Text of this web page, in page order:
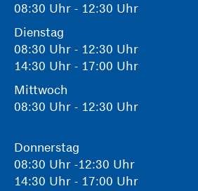
08:30 Uhr - 12:30 Uhr
Dienstag
08:30 Uhr - 12:30 Uhr
14:30 Uhr - 17:00 Uhr
Mittwoch
08:30 Uhr - 12:30 Uhr
Donnerstag
08:30 Uhr -12:30 Uhr
14:30 Uhr - 17:00 Uhr